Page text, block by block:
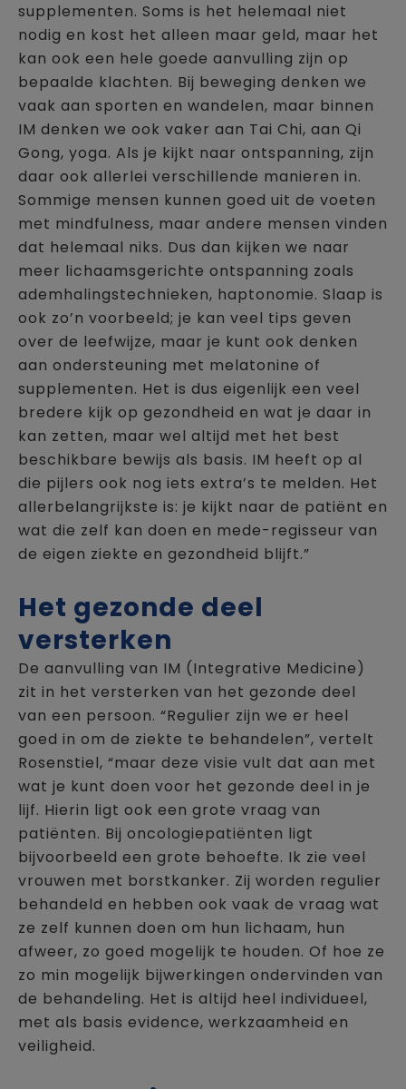
supplementen. Soms is het helemaal niet
nodig en kost het alleen maar geld, maar het
kan ook een hele goede aanvulling zijn op
bepaalde klachten. Bij beweging denken we
vaak aan sporten en wandelen, maar binnen
IM denken we ook vaker aan Tai Chi, aan Qi
Gong, yoga. Als je kijkt naar ontspanning, zijn
daar ook allerlei verschillende manieren in.
Sommige mensen kunnen goed uit de voeten
met mindfulness, maar andere mensen vinden
dat helemaal niks. Dus dan kijken we naar
meer lichaamsgerichte ontspanning zoals
ademhalingstechnieken, haptonomie. Slaap is
ook zo’n voorbeeld; je kan veel tips geven
over de leefwijze, maar je kunt ook denken
aan ondersteuning met melatonine of
supplementen. Het is dus eigenlijk een veel
bredere kijk op gezondheid en wat je daar in
kan zetten, maar wel altijd met het best
beschikbare bewijs als basis. IM heeft op al
die pijlers ook nog iets extra’s te melden. Het
allerbelangrijkste is: je kijkt naar de patiënt en
wat die zelf kan doen en mede-regisseur van
de eigen ziekte en gezondheid blijft.”
Het gezonde deel
versterken
De aanvulling van IM (Integrative Medicine)
zit in het versterken van het gezonde deel
van een persoon. “Regulier zijn we er heel
goed in om de ziekte te behandelen”, vertelt
Rosenstiel, “maar deze visie vult dat aan met
wat je kunt doen voor het gezonde deel in je
lijf. Hierin ligt ook een grote vraag van
patiënten. Bij oncologiepatiënten ligt
bijvoorbeeld een grote behoefte. Ik zie veel
vrouwen met borstkanker. Zij worden regulier
behandeld en hebben ook vaak de vraag wat
ze zelf kunnen doen om hun lichaam, hun
afweer, zo goed mogelijk te houden. Of hoe ze
zo min mogelijk bijwerkingen ondervinden van
de behandeling. Het is altijd heel individueel,
met als basis evidence, werkzaamheid en
veiligheid.